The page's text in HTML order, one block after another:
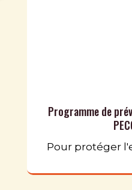
Programme de
Pour protéger